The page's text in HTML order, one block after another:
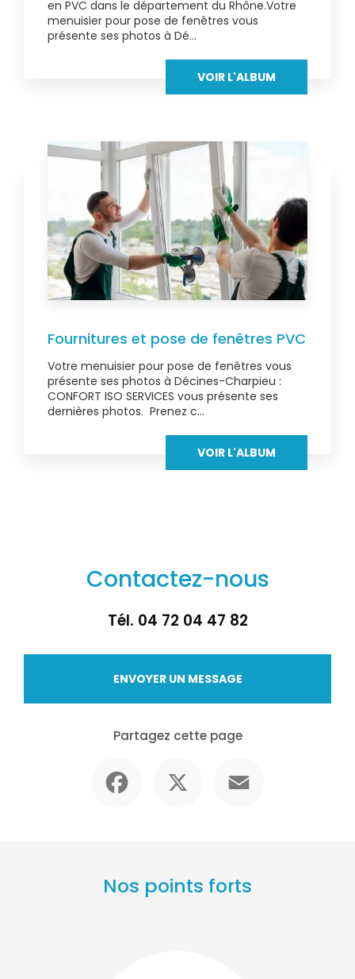
en PVC dans le département du Rhône.Votre
menuisier pour pose de fenêtres vous
présente ses photos à Dé...
VOIR L'ALBUM
Fournitures et pose de fenêtres PVC
Votre menuisier pour pose de fenêtres vous
présente ses photos à Décines-Charpieu :
CONFORT ISO SERVICES vous présente ses
dernières photos. Prenez c...
VOIR L'ALBUM
Contactez-nous
Tél. 04 72 04 47 82
ENVOYER UN MESSAGE
Partagez cette page
Nos points forts